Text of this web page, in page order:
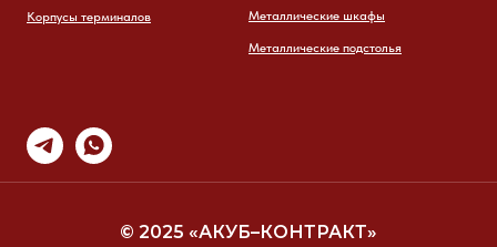
Корпусы терминалов Металлические шкафы
Металлические подстолья
© 2025 «АКУБ–КОНТРАКТ»